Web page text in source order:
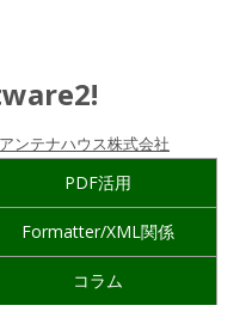
アンテナハウス株式会社
PDF活用
Formatter/XML関係
コラム